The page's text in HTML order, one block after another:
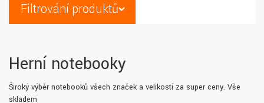
Filtrování produktů
Herní notebooky
Široký výběr notebooků všech značek a velikostí za super ceny. Vše
skladem